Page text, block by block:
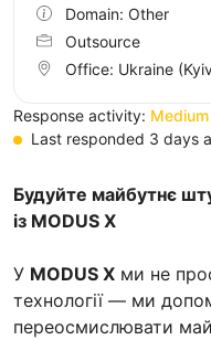
Будуйте майбутнє
із MODUS X
У MODUS X ми не
технології — ми
переосмислювати
Domain: Other
Outsource
Office: Ukraine
Response activity: Medium
Last responded 3 days